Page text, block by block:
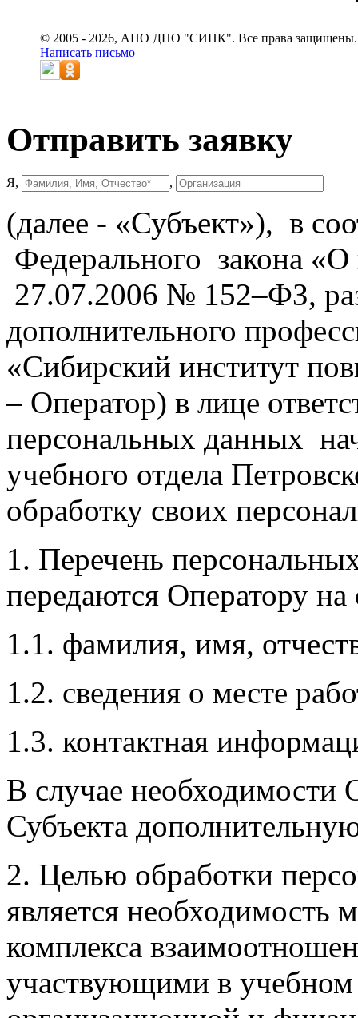
© 2005 - 2026, АНО ДПО "СИПК". Все права защищены.
Написать письмо
Отправить заявку
Я, ,
(далее - «Субъект»), в
Федерального закона
27.07.2006 № 152–ФЗ,
дополнительного
«Сибирский институт
– Оператор) в лице
персональных данных
учебного отдела
обработку своих
1. Перечень
передаются Оператору на
1.1. фамилия, имя,
1.2. сведения о месте
1.3. контактная
В случае необходимости
Субъекта
2. Целью обработки
является необходимость
комплекса
участвующими в учебном